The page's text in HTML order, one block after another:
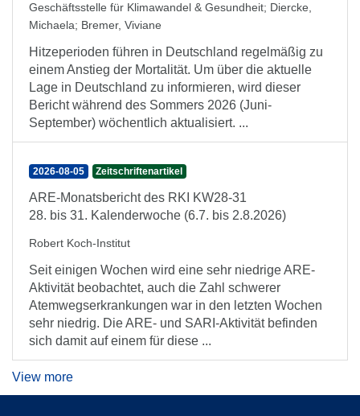
Geschäftsstelle für Klimawandel & Gesundheit; Diercke,
Michaela; Bremer, Viviane
Hitzeperioden führen in Deutschland regelmäßig zu
einem Anstieg der Mortalität. Um über die aktuelle
Lage in Deutschland zu informieren, wird dieser
Bericht während des Sommers 2026 (Juni-
September) wöchentlich aktualisiert. ...
2026-08-05 Zeitschriftenartikel
ARE-Monatsbericht des RKI KW28-31
28. bis 31. Kalenderwoche (6.7. bis 2.8.2026)
Robert Koch-Institut
Seit einigen Wochen wird eine sehr niedrige ARE-
Aktivität beobachtet, auch die Zahl schwerer
Atemwegserkrankungen war in den letzten Wochen
sehr niedrig. Die ARE- und SARI-Aktivität befinden
sich damit auf einem für diese ...
View more